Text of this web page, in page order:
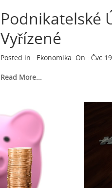
Podnikatelské
Vyřízené
Posted in : Ekonomika: On : Čvc
Read More...